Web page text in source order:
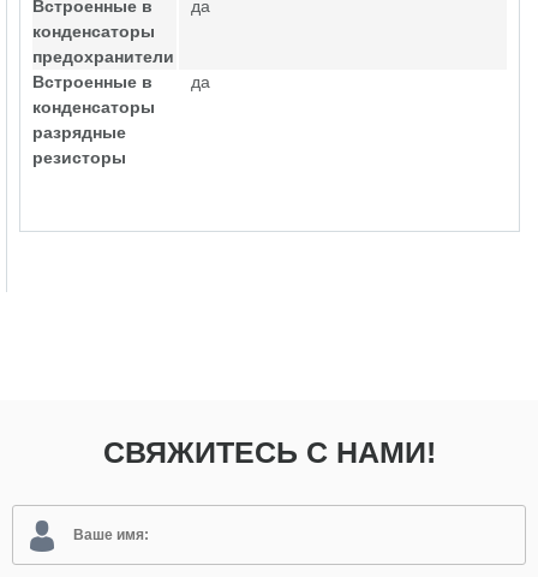
Встроенные в
конденсаторы
предохранители
да
Встроенные в
конденсаторы
разрядные
резисторы
да
СВЯЖИТЕСЬ С НАМИ!